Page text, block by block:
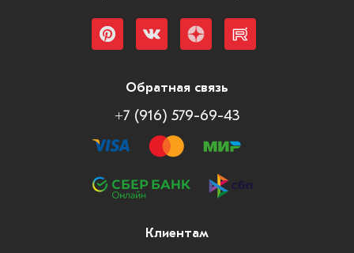
Обратная связь
+7 (916) 579-69-43
Клиентам